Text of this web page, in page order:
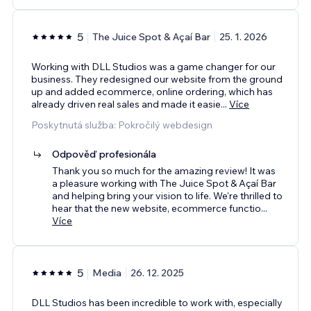
5 The Juice Spot & Açaí Bar 25. 1. 2026
Working with DLL Studios was a game changer for our
business. They redesigned our website from the ground
up and added ecommerce, online ordering, which has
already driven real sales and made it easie... Více
Poskytnutá služba: Pokročilý webdesign
Odpověď profesionála
Thank you so much for the amazing review! It was
a pleasure working with The Juice Spot & Açaí Bar
and helping bring your vision to life. We're thrilled to
hear that the new website, ecommerce functio...
Více
5 Media 26. 12. 2025
DLL Studios has been incredible to work with, especially